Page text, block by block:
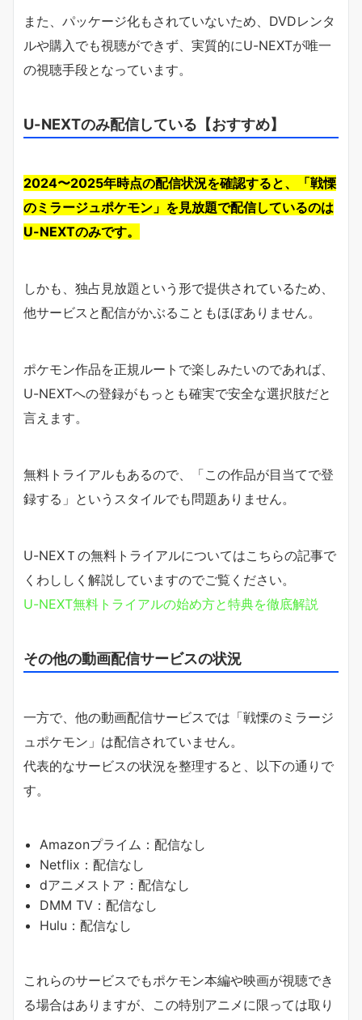
また、パッケージ化もされていないため、DVDレンタ
ルや購入でも視聴ができず、実質的にU-NEXTが唯一
の視聴手段となっています。
U-NEXTのみ配信している【おすすめ】
2024〜2025年時点の配信状況を確認すると、「戦慄
のミラージュポケモン」を見放題で配信しているのは
U-NEXTのみです。
しかも、独占見放題という形で提供されているため、
他サービスと配信がかぶることもほぼありません。
ポケモン作品を正規ルートで楽しみたいのであれば、
U-NEXTへの登録がもっとも確実で安全な選択肢だと
言えます。
無料トライアルもあるので、「この作品が目当てで登
録する」というスタイルでも問題ありません。
U-NEXＴの無料トライアルについてはこちらの記事で
くわししく解説していますのでご覧ください。
U-NEXT無料トライアルの始め方と特典を徹底解説
その他の動画配信サービスの状況
一方で、他の動画配信サービスでは「戦慄のミラージ
ュポケモン」は配信されていません。
代表的なサービスの状況を整理すると、以下の通りで
す。
Amazonプライム：配信なし
Netflix：配信なし
dアニメストア：配信なし
DMM TV：配信なし
Hulu：配信なし
これらのサービスでもポケモン本編や映画が視聴でき
る場合はありますが、この特別アニメに限っては取り